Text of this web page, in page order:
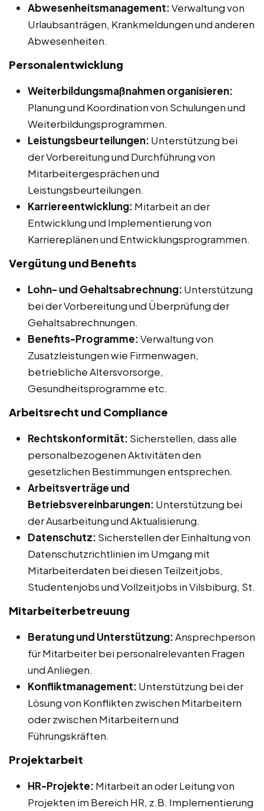
Abwesenheitsmanagement:Verwaltung von
Urlaubsanträgen, Krankmeldungen und anderen
Abwesenheiten.
Personalentwicklung
Weiterbildungsmaßnahmen organisieren:
Planung und Koordination von Schulungen und
Weiterbildungsprogrammen.
Leistungsbeurteilungen: Unterstützung bei
der Vorbereitung und Durchführung von
Mitarbeitergesprächen und
Leistungsbeurteilungen.
Karriereentwicklung: Mitarbeit an der
Entwicklung und Implementierung von
Karriereplänen und Entwicklungsprogrammen.
Vergütung und Benefits
Lohn- und Gehaltsabrechnung: Unterstützung
bei der Vorbereitung und Überprüfung der
Gehaltsabrechnungen.
Benefits-Programme:Verwaltung von
Zusatzleistungen wie Firmenwagen,
betriebliche Altersvorsorge,
Gesundheitsprogramme etc.
Arbeitsrecht und Compliance
Rechtskonformität: Sicherstellen, dass alle
personalbezogenen Aktivitäten den
gesetzlichen Bestimmungen entsprechen.
Arbeitsverträge und
Betriebsvereinbarungen: Unterstützung bei
der Ausarbeitung und Aktualisierung.
Datenschutz: Sicherstellen der Einhaltung von
Datenschutzrichtlinien im Umgang mit
Mitarbeiterdaten bei diesen Teilzeitjobs,
Studentenjobs und Vollzeitjobs in Vilsbiburg, St.
Mitarbeiterbetreuung
Beratung und Unterstützung:Ansprechperson
für Mitarbeiter bei personalrelevanten Fragen
und Anliegen.
Konfliktmanagement: Unterstützung bei der
Lösung von Konflikten zwischen Mitarbeitern
oder zwischen Mitarbeitern und
Führungskräften.
Projektarbeit
HR-Projekte: Mitarbeit an oder Leitung von
Projekten im Bereich HR, z.B. Implementierung